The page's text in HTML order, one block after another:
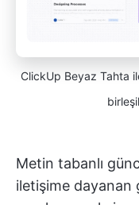
ClickUp Beyaz Tahta
Metin tabanlı
iletişime dayanan